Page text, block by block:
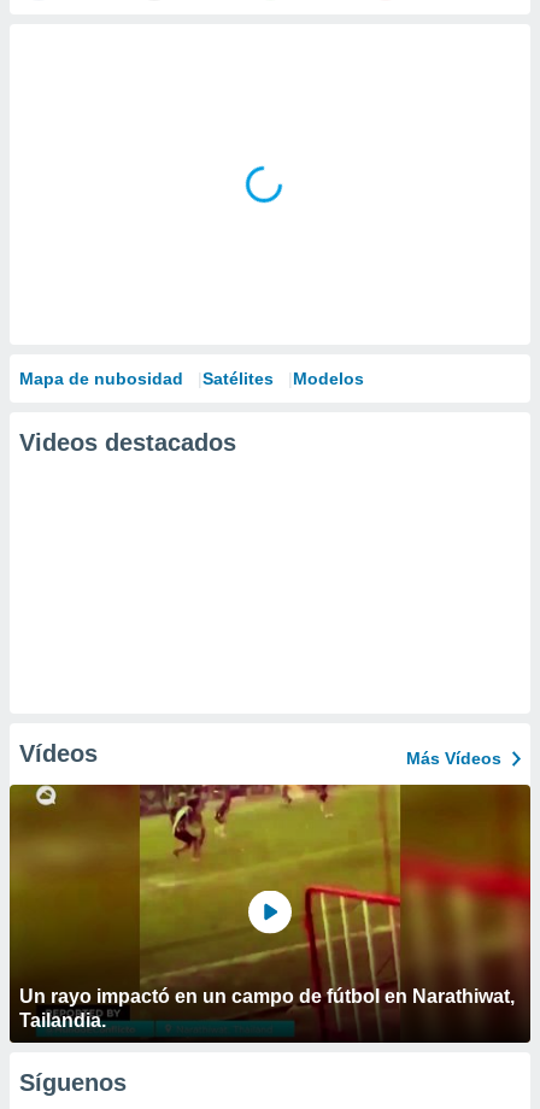
Mapa de nubosidad Satélites Modelos
Videos destacados
Vídeos Más Vídeos
Un rayo impactó en un campo de fútbol en Narathiwat,
Tailandia.
Síguenos